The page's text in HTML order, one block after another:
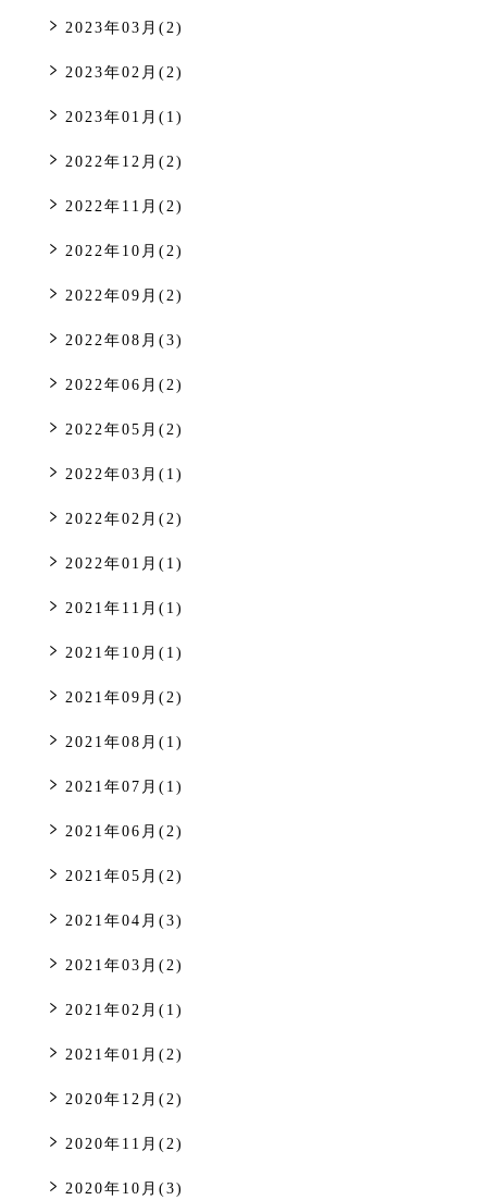
2023年03月(2)
2023年02月(2)
2023年01月(1)
2022年12月(2)
2022年11月(2)
2022年10月(2)
2022年09月(2)
2022年08月(3)
2022年06月(2)
2022年05月(2)
2022年03月(1)
2022年02月(2)
2022年01月(1)
2021年11月(1)
2021年10月(1)
2021年09月(2)
2021年08月(1)
2021年07月(1)
2021年06月(2)
2021年05月(2)
2021年04月(3)
2021年03月(2)
2021年02月(1)
2021年01月(2)
2020年12月(2)
2020年11月(2)
2020年10月(3)